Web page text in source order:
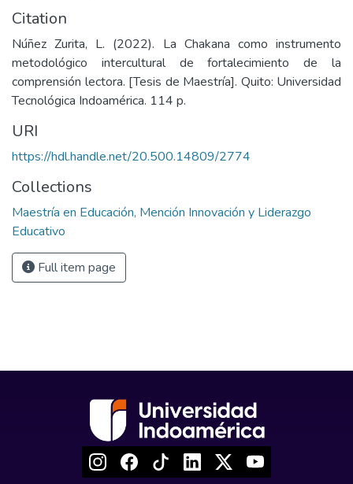
Citation
Núñez Zurita, L. (2022). La Chakana como instrumento
metodológico intercultural de fortalecimiento de la
comprensión lectora. [Tesis de Maestría]. Quito: Universidad
Tecnológica Indoamérica. 114 p.
URI
https://hdl.handle.net/20.500.14809/2774
Collections
Maestría en Educación, Mención Innovación y Liderazgo
Educativo
Full item page